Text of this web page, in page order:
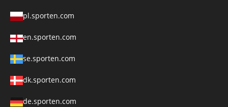
pl.sporten.com
en.sporten.com
se.sporten.com
dk.sporten.com
de.sporten.com